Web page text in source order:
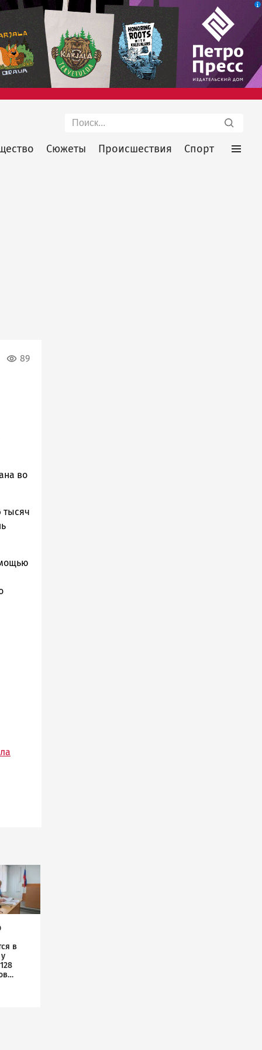
Поиск
Сюжеты Происшествия Спорт
89
во
тысяч
в